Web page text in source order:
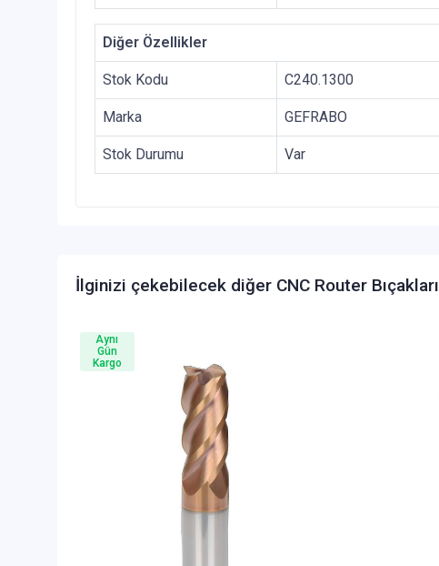
Diğer Özellikler
Stok Kodu C240.1300
Marka GEFRABO
Stok Durumu Var
İlginizi çekebilecek diğer CNC Router Bıçakları
Aynı
Gün
Kargo